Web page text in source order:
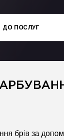
ДО ПОСЛУГ
брів за